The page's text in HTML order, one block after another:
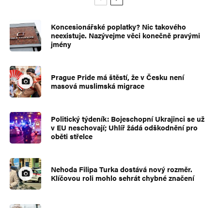
Koncesionářské poplatky? Nic takového
neexistuje. Nazývejme věci konečně pravými
jmény
Prague Pride má štěstí, že v Česku není
masová muslimská migrace
Politický týdeník: Bojeschopní Ukrajinci se už
v EU neschovají; Uhlíř žádá odškodnění pro
oběti střelce
Nehoda Filipa Turka dostává nový rozměr.
Klíčovou roli mohlo sehrát chybné značení